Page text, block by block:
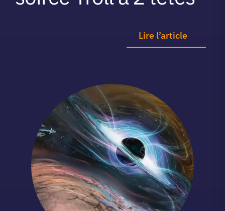
Lire l’article